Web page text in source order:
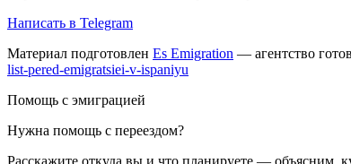
Написать в Telegram
Материал подготовлен Es Emigration — агентство
list-pered-emigratsiei-v-ispaniyu
Помощь с эмиграцией
Нужна помощь с переездом?
Расскажите откуда вы и что планируете — объясним,